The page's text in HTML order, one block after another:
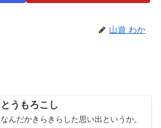
山遊 わか
とうもろこし
なんだかきらきらした思い出というか。